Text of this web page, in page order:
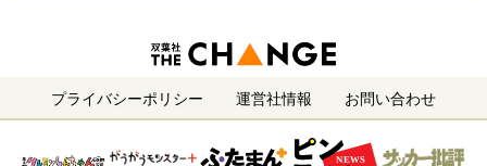
プライバシーポリシー 運営社情報 お問い合わせ